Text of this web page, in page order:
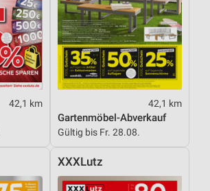
42,1 km 42,1 km
Gartenmöbel-Abverkauf
Gültig bis Fr. 28.08.
XXXLutz